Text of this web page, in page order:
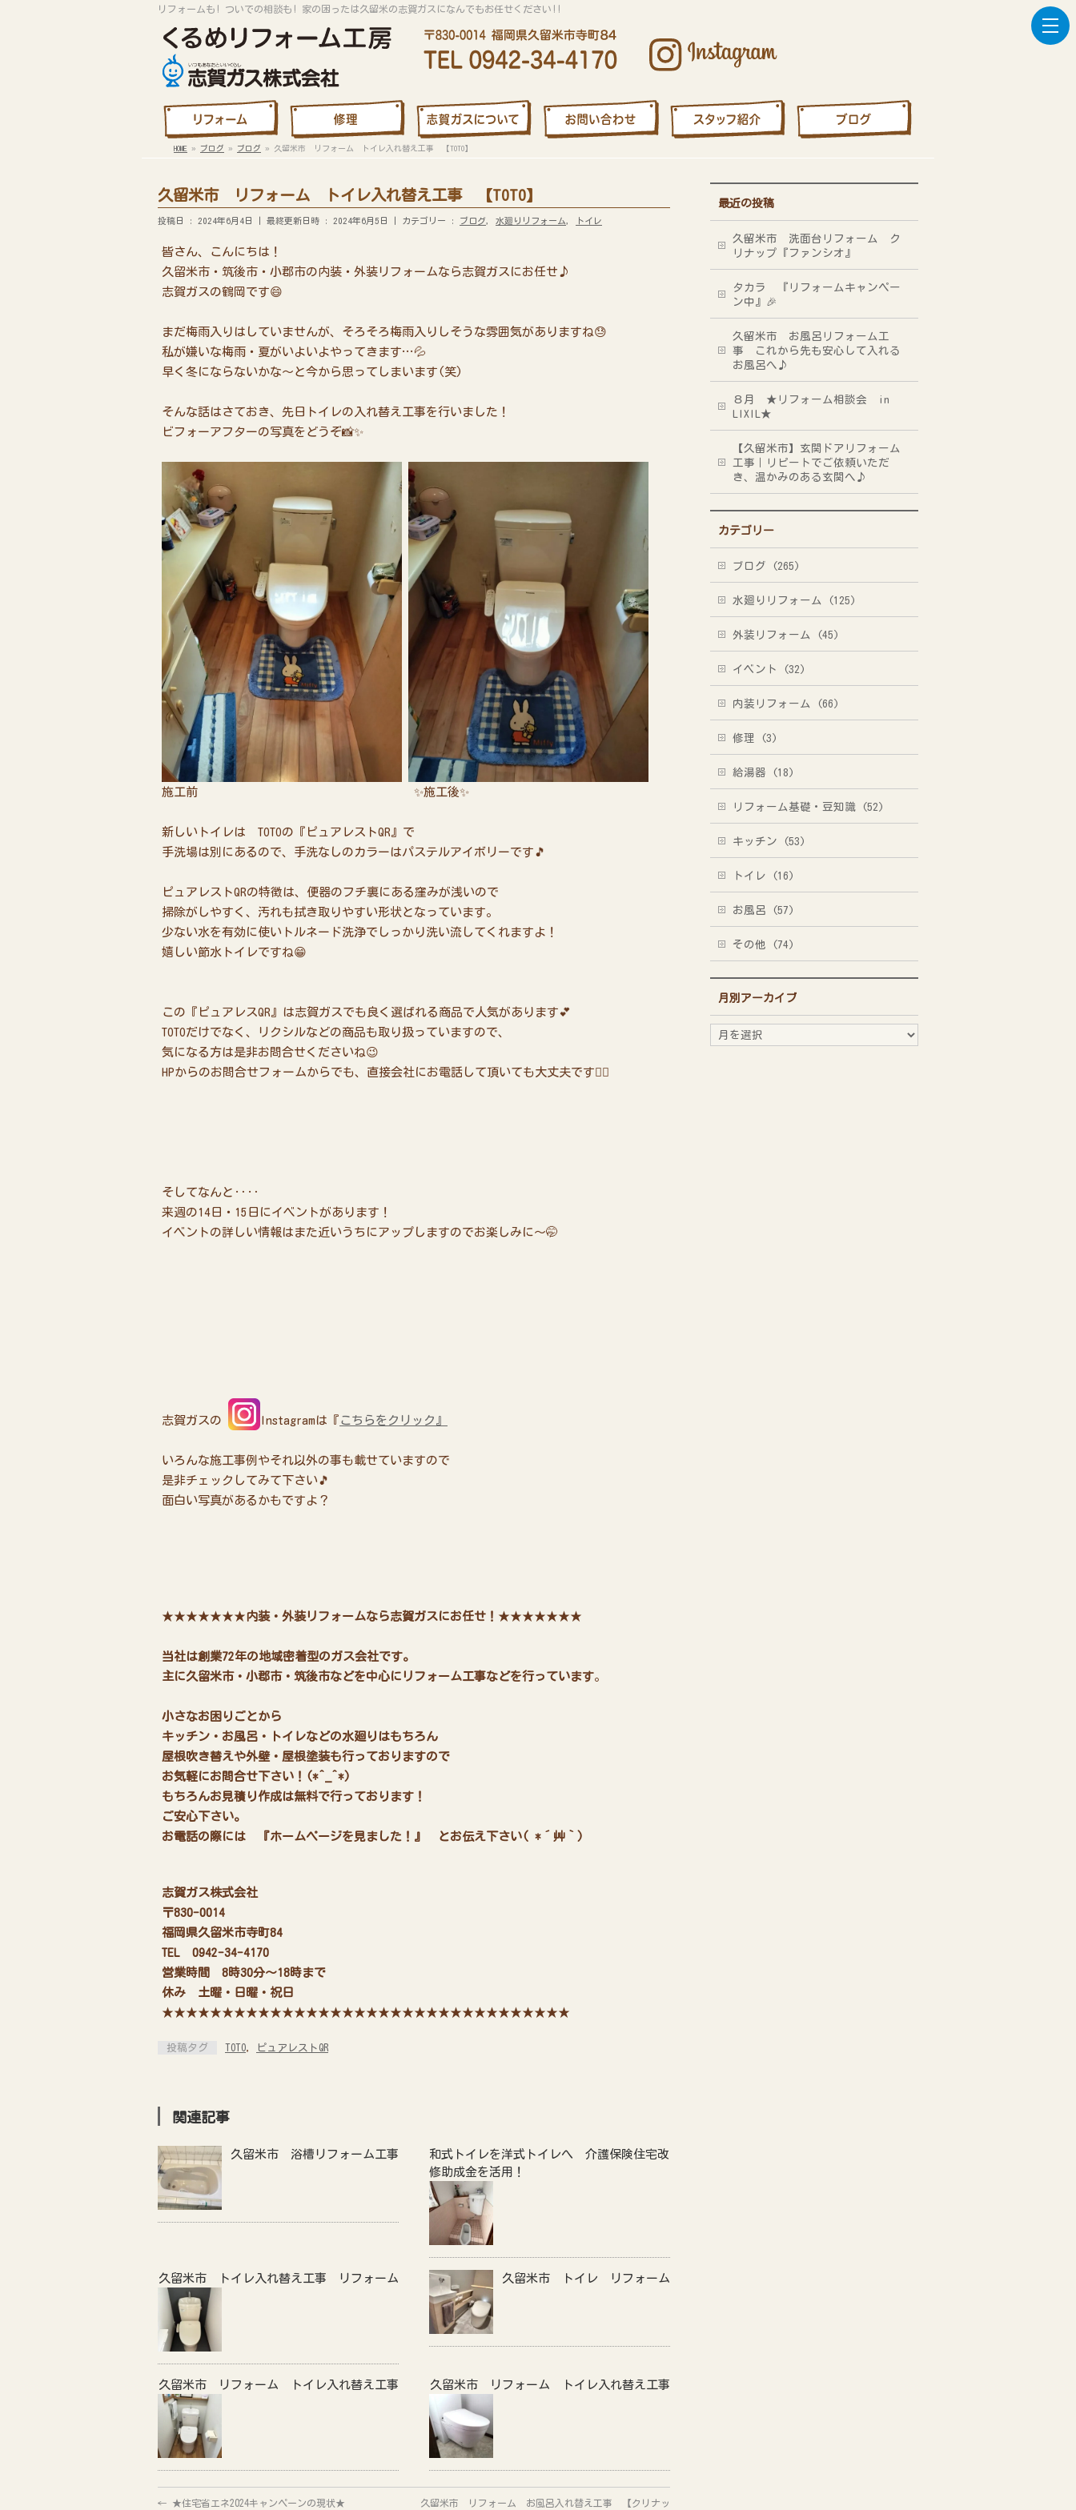
リフォームも! ついでの相談も! 家の困ったは久留米の志賀ガスになんでもお任せください!!
HOME » ブログ » ブログ » 久留米市 リフォーム トイレ入れ替え工事 【TOTO】
久留米市 リフォーム トイレ入れ替え工事 【TOTO】
投稿日 : 2024年6月4日 最終更新日時 : 2024年6月5日 カテゴリー : ブログ 水廻りリフォーム トイレ
皆さん、こんにちは！
久留米市・筑後市・小郡市の内装・外装リフォームなら志賀ガスにお任せ♪
志賀ガスの鶴岡です😄
まだ梅雨入りはしていませんが、そろそろ梅雨入りしそうな雰囲気がありますね😓
私が嫌いな梅雨・夏がいよいよやってきます…💦
早く冬にならないかな～と今から思ってしまいます(笑)
そんな話はさておき、先日トイレの入れ替え工事を行いました！
ビフォーアフターの写真をどうぞ📸✨
施工前 ✨施工後✨
新しいトイレは TOTOの『ピュアレストQR』で
手洗場は別にあるので、手洗なしのカラーはパステルアイボリーです🎵
ピュアレストQRの特徴は、便器のフチ裏にある窪みが浅いので
掃除がしやすく、汚れも拭き取りやすい形状となっています。
少ない水を有効に使いトルネード洗浄でしっかり洗い流してくれますよ！
嬉しい節水トイレですね😁
この『ピュアレスQR』は志賀ガスでも良く選ばれる商品で人気があります💕
TOTOだけでなく、リクシルなどの商品も取り扱っていますので、
気になる方は是非お問合せくださいね😉
HPからのお問合せフォームからでも、直接会社にお電話して頂いても大丈夫です👌🏻
そしてなんと‥‥
来週の14日・15日にイベントがあります！
イベントの詳しい情報はまた近いうちにアップしますのでお楽しみに～🤭
志賀ガスの Instagramは『 こちらをクリック』
いろんな施工事例やそれ以外の事も載せていますので
是非チェックしてみて下さい🎵
面白い写真があるかもですよ？
★★★★★★★内装・外装リフォームなら志賀ガスにお任せ！ ★★★★★★★
当社は創業72年の地域密着型のガス会社です。
主に久留米市・小郡市・筑後市などを中心にリフォーム工事などを行っています。
小さなお困りごとから
キッチン・お風呂・トイレなどの水廻りはもちろん
屋根吹き替えや外壁・屋根塗装も行っておりますので
お気軽にお問合せ下さい！(*^_^*)
もちろんお見積り作成は無料で行っております！
ご安心下さい。
お電話の際には 『ホームページを見ました！』 とお伝え下さい( *´艸｀)
志賀ガス株式会社
〒830-0014
福岡県久留米市寺町84
TEL 0942-34-4170
営業時間 8時30分～18時まで
休み 土曜・日曜・祝日
★★★★★★★★★★★★★★★★★★★★★★★★★★★★★★★★★★
投稿タグ TOTO, ピュアレストQR
関連記事
久留米市 浴槽リフォーム工事
和式トイレを洋式トイレへ 介護保険住宅改
修助成金を活用！
久留米市 トイレ入れ替え工事 リフォーム 久留米市 トイレ リフォーム
久留米市 リフォーム トイレ入れ替え工事 久留米市 リフォーム トイレ入れ替え工事
← ★住宅省エネ2024キャンペーンの現状★ 久留米市 リフォーム お風呂入れ替え工事 【クリナッ
最近の投稿
久留米市 洗面台リフォーム ク
リナップ『ファンシオ』
タカラ 『リフォームキャンペー
ン中』🎉
久留米市 お風呂リフォーム工
事 これから先も安心して入れる
お風呂へ♪
８月 ★リフォーム相談会 in
LIXIL★
【久留米市】玄関ドアリフォーム
工事｜リピートでご依頼いただ
き、温かみのある玄関へ♪
カテゴリー
ブログ (265)
水廻りリフォーム (125)
外装リフォーム (45)
イベント (32)
内装リフォーム (66)
修理 (3)
給湯器 (18)
リフォーム基礎・豆知識 (52)
キッチン (53)
トイレ (16)
お風呂 (57)
その他 (74)
月別アーカイブ
月
別